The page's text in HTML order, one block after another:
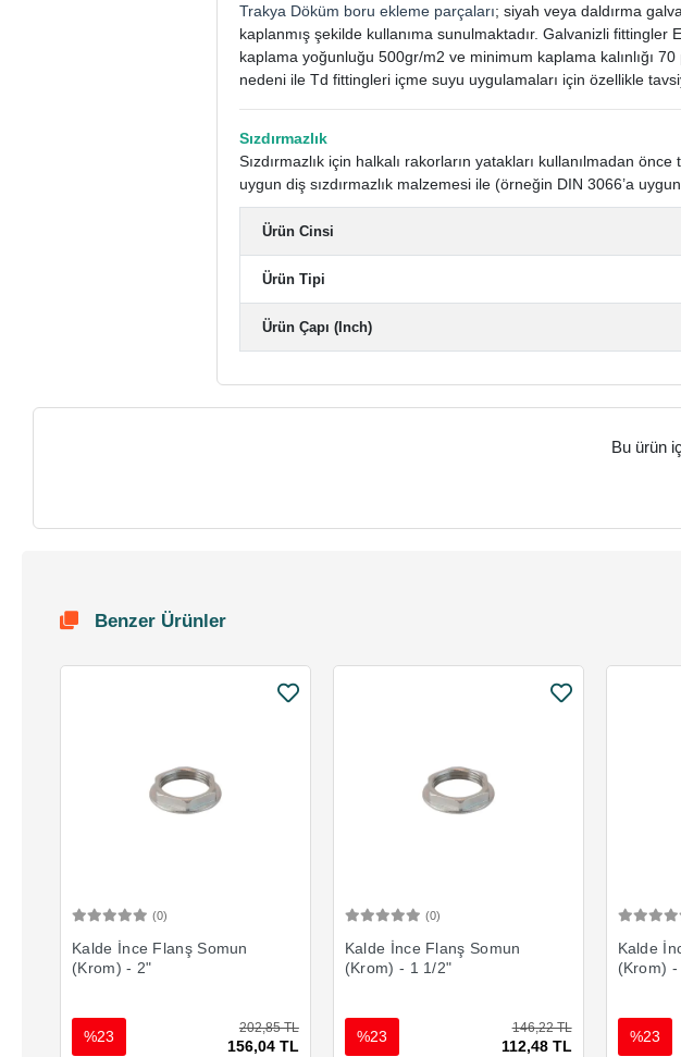
Trakya Döküm boru ekleme parçaları; siyah veya daldırma
kaplanmış şekilde kullanıma sunulmaktadır. Galvanizli
kaplama yoğunluğu 500gr/m2 ve minimum kaplama kalınlığı
nedeni ile Td fittingleri içme suyu uygulamaları için özellikle
Sızdırmazlık
Sızdırmazlık için halkalı rakorların yatakları kullanılmadan
uygun diş sızdırmazlık malzemesi ile (örneğin DIN 3066’a
Ürün Cinsi
Ürün Tipi
Ürün Çapı (Inch)
Bu ürün
Benzer Ürünler
(0)
Kalde İnce Flanş Somun
(Krom) - 2"
202,85 TL
156,04 TL
%23
(0)
Kalde İnce Flanş Somun
(Krom) - 1 1/2"
146,22 TL
112,48 TL
%23
Kalde
(Krom)
%23